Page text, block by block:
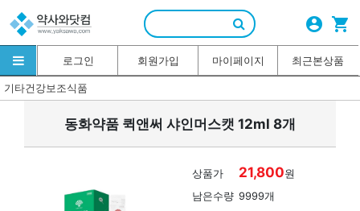
account_circle shopping_cart
로그인 회원가입 마이페이지 최근본상품
기타건강보조식품
동화약품 퀵앤써 샤인머스캣 12ml 8개
상품가 21,800원
남은수량 9999개